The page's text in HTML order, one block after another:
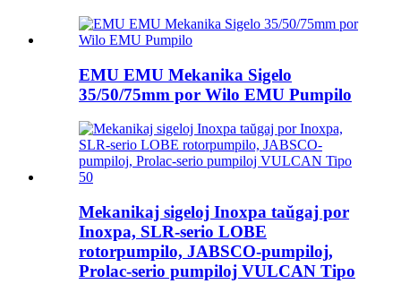
EMU EMU Mekanika Sigelo
35/50/75mm por Wilo EMU Pumpilo
Mekanikaj sigeloj Inoxpa taŭgaj por
Inoxpa, SLR-serio LOBE
rotorpumpilo, JABSCO-pumpiloj,
Prolac-serio pumpiloj VULCAN Tipo